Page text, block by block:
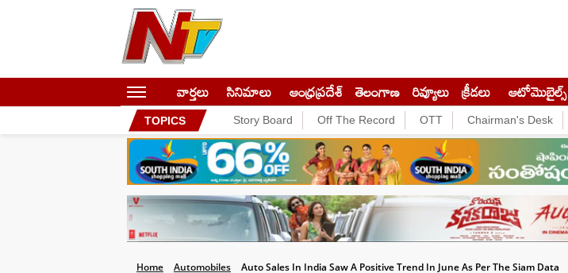
వార్తలు సినిమాలు ఆంధ్రప్రదేశ్ తెలంగాణ రివ్యూలు క్రీడలు ఆటోమొబైల్స్
TOPICS Story Board Off The Record OTT Chairman's Desk
Home Automobiles Auto Sales In India Saw A Positive Trend In June As Per The Siam Data